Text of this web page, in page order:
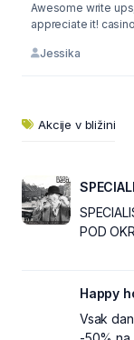
Awesome write
appreciate it!
Jessika
Akcije v bližini
POD
Happy
Vsak